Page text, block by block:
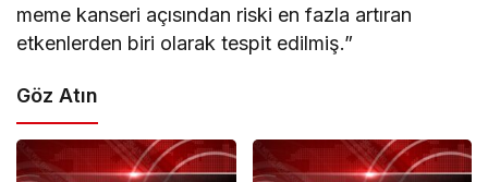
meme kanseri açısından riski en fazla artıran
etkenlerden biri olarak tespit edilmiş.”
Göz Atın